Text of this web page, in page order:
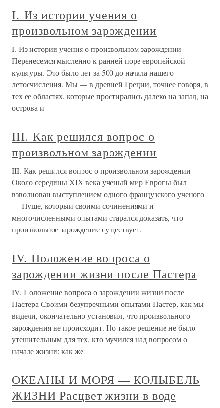
I. Из истории учения о
произвольном зарождении
I. Из истории учения о произвольном зарождении
Перенесемся мысленно к ранней поре европейской
культуры. Это было лет за 500 до начала нашего
летосчисления. Мы — в древней Греции, точнее говоря, в
тех ее областях, которые простирались далеко на запад, на
острова и
III. Как решился вопрос о
произвольном зарождении
III. Как решился вопрос о произвольном зарождении
Около середины XIX века ученый мир Европы был
взволнован выступлением одного французского ученого
— Пуше, который своими сочинениями и
многочисленными опытами старался доказать, что
произвольное зарождение существует.
IV. Положение вопроса о
зарождении жизни после Пастера
IV. Положение вопроса о зарождении жизни после
Пастера Своими безупречными опытами Пастер, как мы
видели, окончательно установил, что произвольного
зарождения не происходит. Но такое решение не было
утешительным для тех, кто мучился над вопросом о
начале жизни: как же
ОКЕАНЫ И МОРЯ — КОЛЫБЕЛЬ
ЖИЗНИ Расцвет жизни в воде